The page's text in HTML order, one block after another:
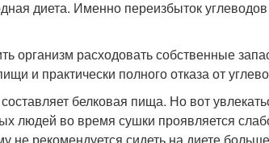
диета. Именно переизбыток
организм расходовать собственные
и практически полного отказа от
белковая пища. Но вот
людей во время сушки проявляется